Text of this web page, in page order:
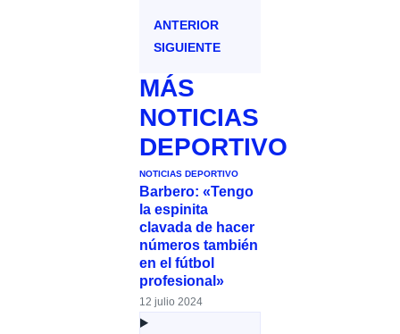
ANTERIOR
SIGUIENTE
MÁS
NOTICIAS
DEPORTIVO
NOTICIAS DEPORTIVO
Barbero: «Tengo
la espinita
clavada de hacer
números también
en el fútbol
profesional»
12 julio 2024